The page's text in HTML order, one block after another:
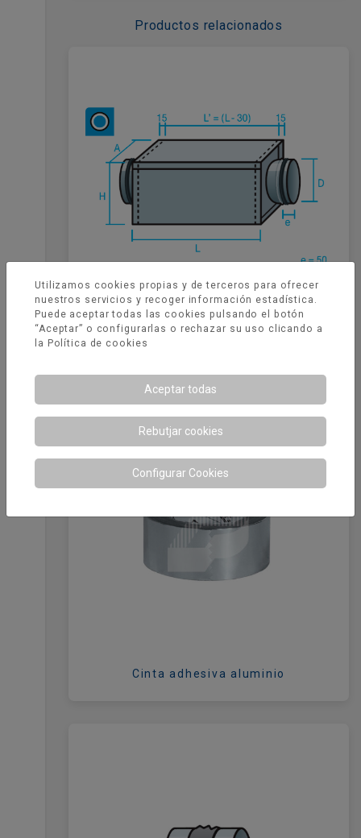
Productos relacionados
Caja portafiltros circular, sin filtro
incorporado, longitud 500 mm
Cinta adhesiva aluminio
Utilizamos cookies propias y de terceros para ofrecer
nuestros servicios y recoger información estadística.
Puede aceptar todas las cookies pulsando el botón
“Aceptar” o configurarlas o rechazar su uso clicando a
la Política de cookies
Aceptar todas
Rebutjar cookies
Configurar Cookies